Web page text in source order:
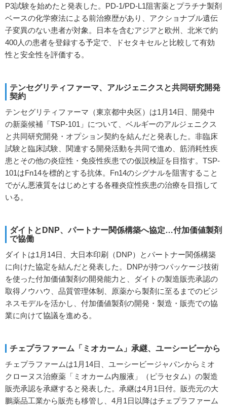
P3試験を始めたと発表した。PD-1/PD-L1阻害薬とプラチナ製剤
ベースの化学療法による前治療歴があり、アクショナブル遺伝
子変異のない患者が対象。日本を含むアジアと欧州、北米で約
400人の患者を登録する予定で、ドセタキセルと比較して有効
性と安全性を評価する。
テンセグリティファーマ、アルジェニクスと共同研究開発
契約
テンセグリティファーマ（東京都中央区）は1月14日、開発中
の新薬候補「TSP-101」について、ベルギーのアルジェニクス
と共同研究開発・オプション契約を結んだと発表した。非臨床
試験と臨床試験、関連する開発活動を共同で進め、筋消耗性疾
患とその他の炎症性・免疫性疾患での仮説検証を目指す。TSP-
101はFn14を標的とする抗体。Fn14のシグナルを阻害すること
でがん悪液質をはじめとする各種炎症性疾患の治療を目指して
いる。
ダイトとDNP、パートナー関係構築へ協定…付加価値製剤
で協働
ダイトは1月14日、大日本印刷（DNP）とパートナー関係構築
に向けた協定を結んだと発表した。DNPが持つパッケージ技術
を使った付加価値製剤の開発能力と、ダイトの製造販売承認の
取得ノウハウ、品質管理体制、原薬から製剤に至るまでのビジ
ネスモデルを活かし、付加価値製剤の開発・製造・販売での協
業に向けて協議を進める。
チェプラファーム「ミオカーム」承継、ユーシービーから
チェプラファームは1月14日、ユーシービージャパンからミオ
クローヌス治療薬「ミオカーム内服液」（ピラセタム）の製造
販売承認を承継すると発表した。承継は4月1日付。販売元の大
鵬薬品工業から販売も移管し、4月1日以降はチェプラファーム